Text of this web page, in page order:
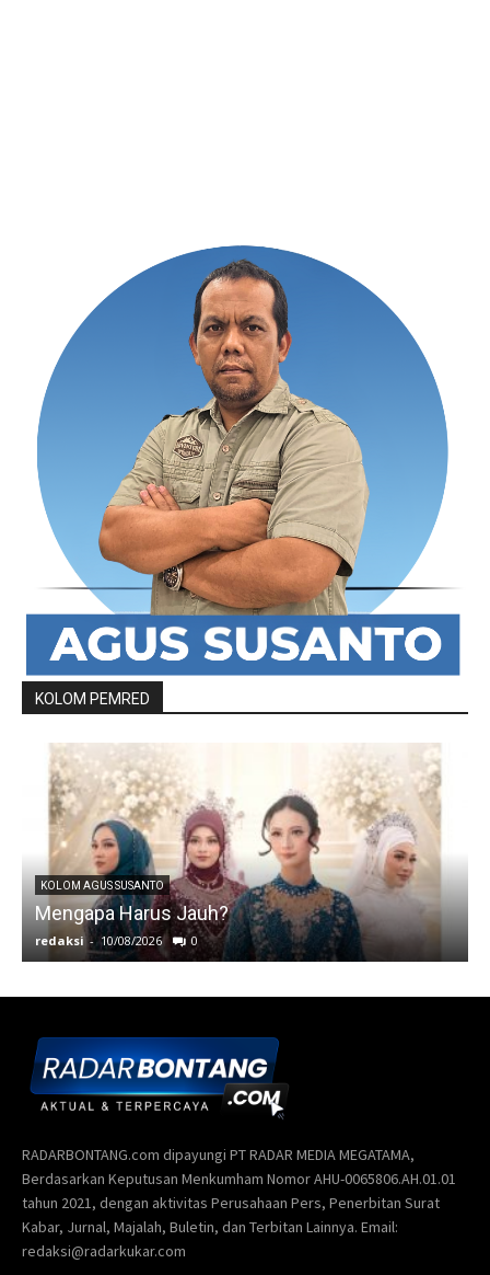
RADARBONTANG.com dipayungi PT RADAR MEDIA MEGATAMA,
Berdasarkan Keputusan Menkumham Nomor AHU-0065806.AH.01.01
tahun 2021, dengan aktivitas Perusahaan Pers, Penerbitan Surat
Kabar, Jurnal, Majalah, Buletin, dan Terbitan Lainnya. Email:
redaksi@radarkukar.com